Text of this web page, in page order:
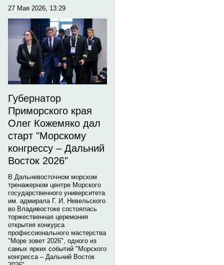
27 Мая 2026, 13:29
Губернатор
Приморского края
Олег Кожемяко дал
старт "Морскому
конгрессу – Дальний
Восток 2026"
В Дальневосточном морском
тренажерном центре Морского
государственного университета
им. адмирала Г. И. Невельского
во Владивостоке состоялась
торжественная церемония
открытия конкурса
профессионального мастерства
"Море зовет 2026", одного из
самых ярких событий "Морского
конгресса – Дальний Восток